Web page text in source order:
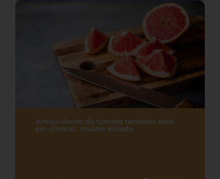
Antioxidante do tomate também está
em cítricas, mostra estudo